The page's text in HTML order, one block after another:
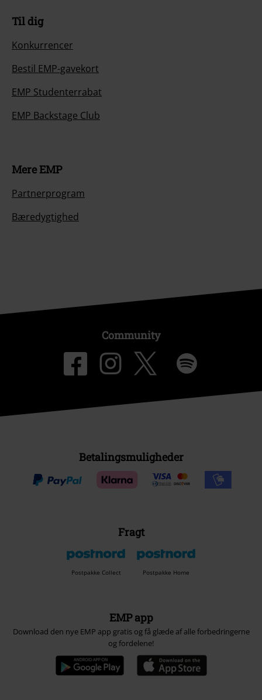
Til dig
Konkurrencer
Bestil EMP-gavekort
EMP Studenterrabat
EMP Backstage Club
Mere EMP
Partnerprogram
Bæredygtighed
Community
Betalingsmuligheder
Fragt
Postpakke Collect Postpakke Home
EMP app
Download den nye EMP app gratis og få glæde af alle forbedringerne
og fordelene!